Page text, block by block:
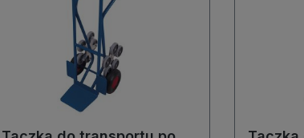
gwarantuje długą żywotność, a
łopata z blachy oraz wysoka
odporność na uszkodzenia
mechaniczne zapewniają
bezpieczeństwo nawet przy
intensywnym użytkowaniu.
łopata
oraz